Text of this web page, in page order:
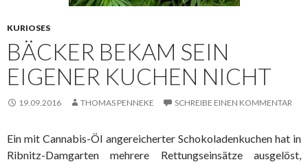
KURIOSES
BÄCKER BEKAM SEIN
EIGENER KUCHEN NICHT
19.09.2016 THOMAS PENNEKE SCHREIBE EINEN KOMMENTAR
Ein mit Cannabis-Öl angereicherter Schokoladenkuchen hat in
Ribnitz-Damgarten mehrere Rettungseinsätze ausgelöst,